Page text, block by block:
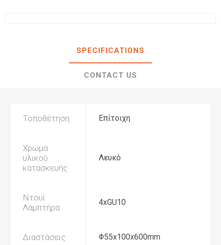
SPECIFICATIONS
CONTACT US
Τοποθέτηση Επίτοιχη
Χρώμα
υλικού
κατασκευής
Λευκό
Ντουί
Λαμπτήρα
4xGU10
Διαστάσεις Φ55x100x600mm